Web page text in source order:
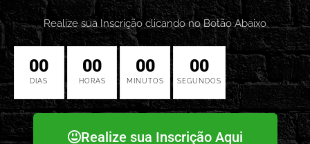
Realize sua Inscrição clicando no Botão Abaixo
00
DIAS
00
HORAS
00
MINUTOS
00
SEGUNDOS
Realize sua Inscrição Aqui